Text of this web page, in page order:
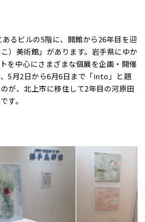
るビルの5階に、開館から26年目を迎
）美術館」があります。岩手県にゆか
を中心にさまざまな個展を企画・開催
5月2日から6月6日まで「into」と題
が、北上市に移住して2年目の河原田
す。